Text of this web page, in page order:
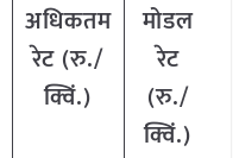
अधिकतम
रेट (रु./
क्विं.)
मोडल
रेट
(रु./
क्विं.)